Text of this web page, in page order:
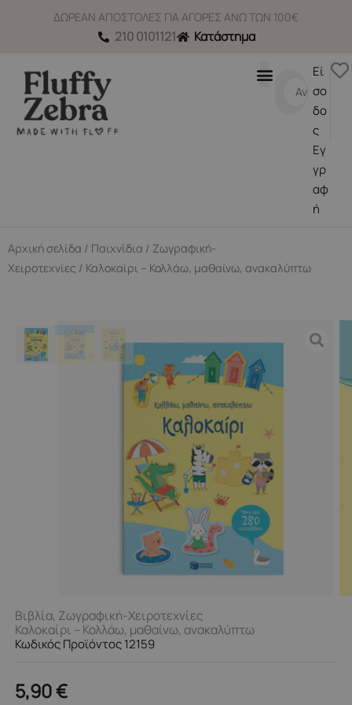
ΔΩΡΕΑΝ ΑΠΟΣΤΟΛΕΣ ΓΙΑ ΑΓΟΡΕΣ ΑΝΩ ΤΩΝ 100€
210 0101121 Κατάστημα
Search
Εί
σο
δο
ς
Εγ
γρ
αφ
ή
Αρχική σελίδα / Παιχνίδια / Ζωγραφική-
Χειροτεχνίες / Καλοκαίρι – Κολλάω, μαθαίνω, ανακαλύπτω
Βιβλία, Ζωγραφική-Χειροτεχνίες
Καλοκαίρι – Κολλάω, μαθαίνω, ανακαλύπτω
Κωδικός Προϊόντος 12159
5,90€